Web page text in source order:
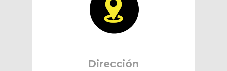
Dirección